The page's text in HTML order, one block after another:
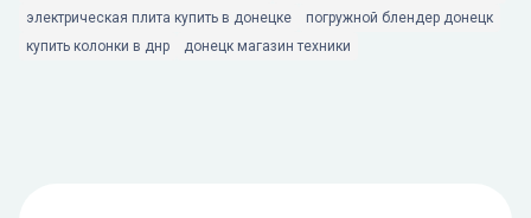
электрическая плита купить в донецке
погружной блендер донецк
купить колонки в днр
донецк магазин техники